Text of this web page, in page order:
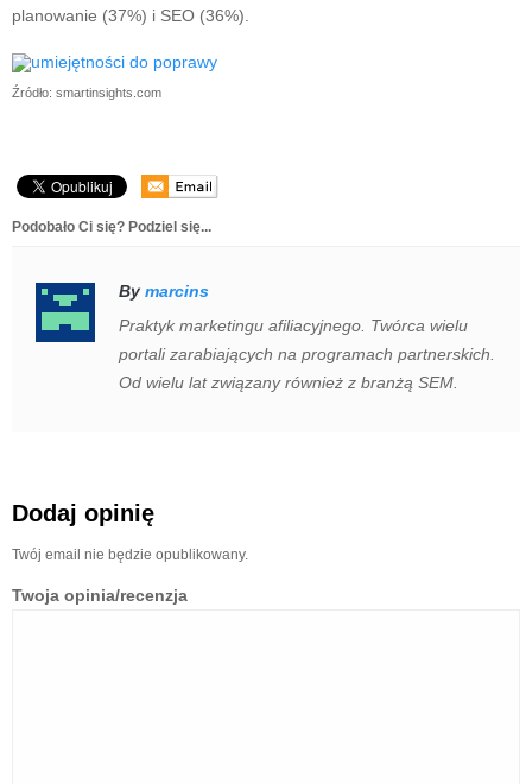
planowanie (37%) i SEO (36%).
Źródło: smartinsights.com
Podobało Ci się? Podziel się...
By marcins
Praktyk marketingu afiliacyjnego. Twórca wielu
portali zarabiających na programach partnerskich.
Od wielu lat związany również z branżą SEM.
Dodaj opinię
Twój email nie będzie opublikowany.
Twoja opinia/recenzja